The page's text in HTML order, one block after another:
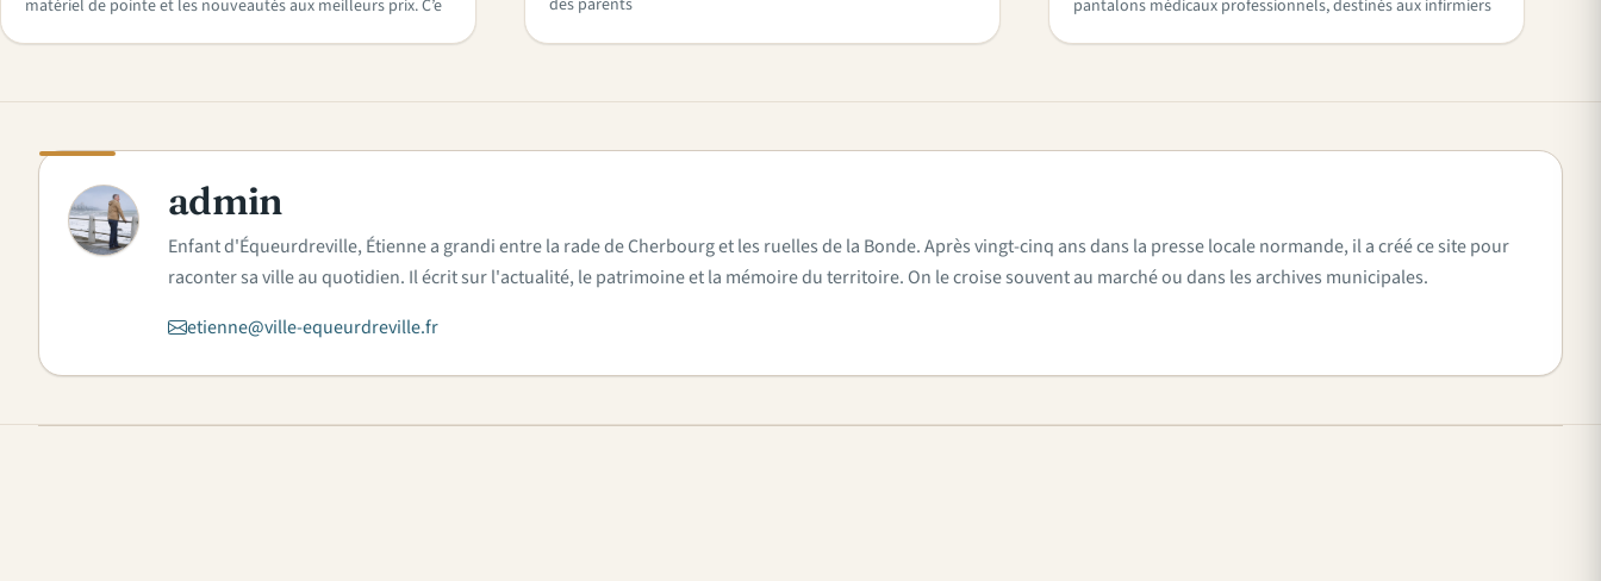
matériel de pointe et les nouveautés aux meilleurs prix. C’e
pantalons médicaux professionnels, destinés aux infirmiers
A admin
Enfant d'Équeurdreville, Étienne a grandi entre la rade de Cherbourg et les ruelles de la Bonde. Après vingt-cinq ans dans la presse locale normande, il a créé ce site pour
raconter sa ville au quotidien. Il écrit sur l'actualité, le patrimoine et la mémoire du territoire. On le croise souvent au marché ou dans les archives municipales.
etienne@ville-equeurdreville.fr